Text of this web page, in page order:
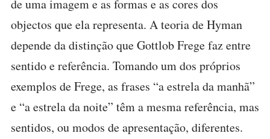
de uma imagem e as formas e as cores dos
objectos que ela representa. A teoria de Hyman
depende da distinção que Gottlob Frege faz entre
sentido e referência. Tomando um dos próprios
exemplos de Frege, as frases “a estrela da manhã”
e “a estrela da noite” têm a mesma referência, mas
sentidos, ou modos de apresentação, diferentes.